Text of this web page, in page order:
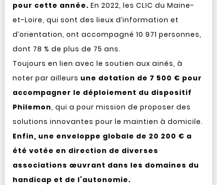
pour cette année. En 2022, les CLIC du Maine-
et-Loire, qui sont des lieux d’information et
d’orientation, ont accompagné 10 971 personnes,
dont 78 % de plus de 75 ans.
Toujours en lien avec le soutien aux ainés, à
noter par ailleurs une dotation de 7 500 € pour
accompagner le déploiement du dispositif
Philemon, qui a pour mission de proposer des
solutions innovantes pour le maintien à domicile.
Enfin, une enveloppe globale de 20 200 € a
été votée en direction de diverses
associations œuvrant dans les domaines du
handicap et de l’autonomie.